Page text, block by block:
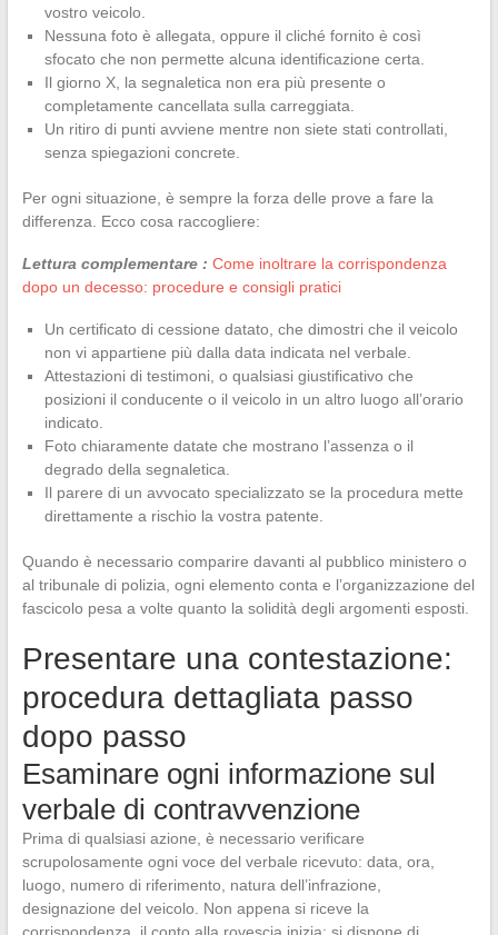
vostro veicolo.
Nessuna foto è allegata, oppure il cliché fornito è così
sfocato che non permette alcuna identificazione certa.
Il giorno X, la segnaletica non era più presente o
completamente cancellata sulla carreggiata.
Un ritiro di punti avviene mentre non siete stati controllati,
senza spiegazioni concrete.
Per ogni situazione, è sempre la forza delle prove a fare la
differenza. Ecco cosa raccogliere:
Lettura complementare : Come inoltrare la corrispondenza
dopo un decesso: procedure e consigli pratici
Un certificato di cessione datato, che dimostri che il veicolo
non vi appartiene più dalla data indicata nel verbale.
Attestazioni di testimoni, o qualsiasi giustificativo che
posizioni il conducente o il veicolo in un altro luogo all’orario
indicato.
Foto chiaramente datate che mostrano l’assenza o il
degrado della segnaletica.
Il parere di un avvocato specializzato se la procedura mette
direttamente a rischio la vostra patente.
Quando è necessario comparire davanti al pubblico ministero o
al tribunale di polizia, ogni elemento conta e l’organizzazione del
fascicolo pesa a volte quanto la solidità degli argomenti esposti.
Presentare una contestazione:
procedura dettagliata passo
dopo passo
Esaminare ogni informazione sul
verbale di contravvenzione
Prima di qualsiasi azione, è necessario verificare
scrupolosamente ogni voce del verbale ricevuto: data, ora,
luogo, numero di riferimento, natura dell’infrazione,
designazione del veicolo. Non appena si riceve la